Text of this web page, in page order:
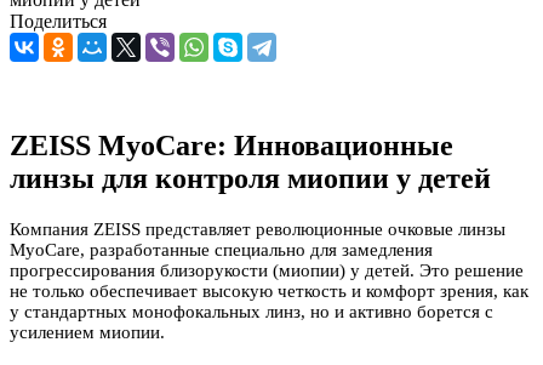
Поделиться
ZEISS MyoCare: Инновационные
линзы для контроля миопии у детей
Компания ZEISS представляет революционные очковые линзы
MyoCare, разработанные специально для замедления
прогрессирования близорукости (миопии) у детей. Это решение
не только обеспечивает высокую четкость и комфорт зрения, как
у стандартных монофокальных линз, но и активно борется с
усилением миопии.